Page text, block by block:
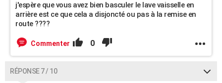
j'espère que vous avez bien basculer le lave vaisselle en
arrière est ce que cela a disjoncté ou pas à la remise en
route ????
Commenter 0
RÉPONSE 7 / 10